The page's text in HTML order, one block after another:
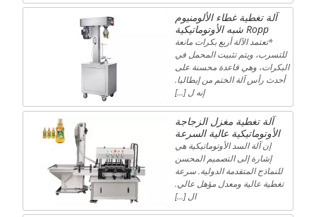
آلة تغطية غطاء الألومنيوم
Ropp شبه الأوتوماتيكية
*تعتمد الآلة أربع بكرات مانعة
للتسرب، ويتم تثبيت المحمل في
البكرات، وهي قاعدة محسنة على
أحدث رأس آلة الختم من إيطاليا.
إنه ل […]
آلة تغطية مغزل الزجاجة
الأوتوماتيكية عالية السرعة
إن آلة السد الأوتوماتيكية هي
إشارة إلى التصميم المحسن
للنماذج المتقدمة الدولية. سرعة
تغطية عالية ومعدل مؤهل عالي.
ال […]